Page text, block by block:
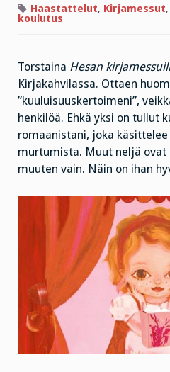
uutisia
Haastattelut, Kirjamessut,
koulutus
Torstaina Hesan
Kirjakahvilassa. Ottaen
”kuuluisuuskertoimeni”,
henkilöä. Ehkä yksi on tullut
romaanistani, joka
murtumista. Muut neljä
muuten vain. Näin on ihan